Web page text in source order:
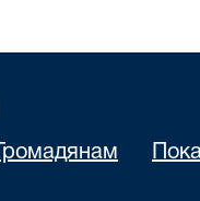
Громадянам